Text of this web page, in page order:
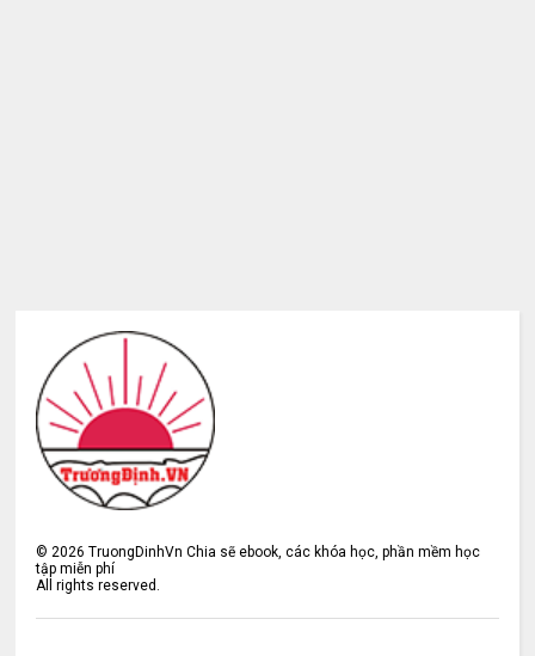
© 2026 TruongDinhVn Chia sẽ ebook, các khóa học, phần mềm học
tập miễn phí
All rights reserved.